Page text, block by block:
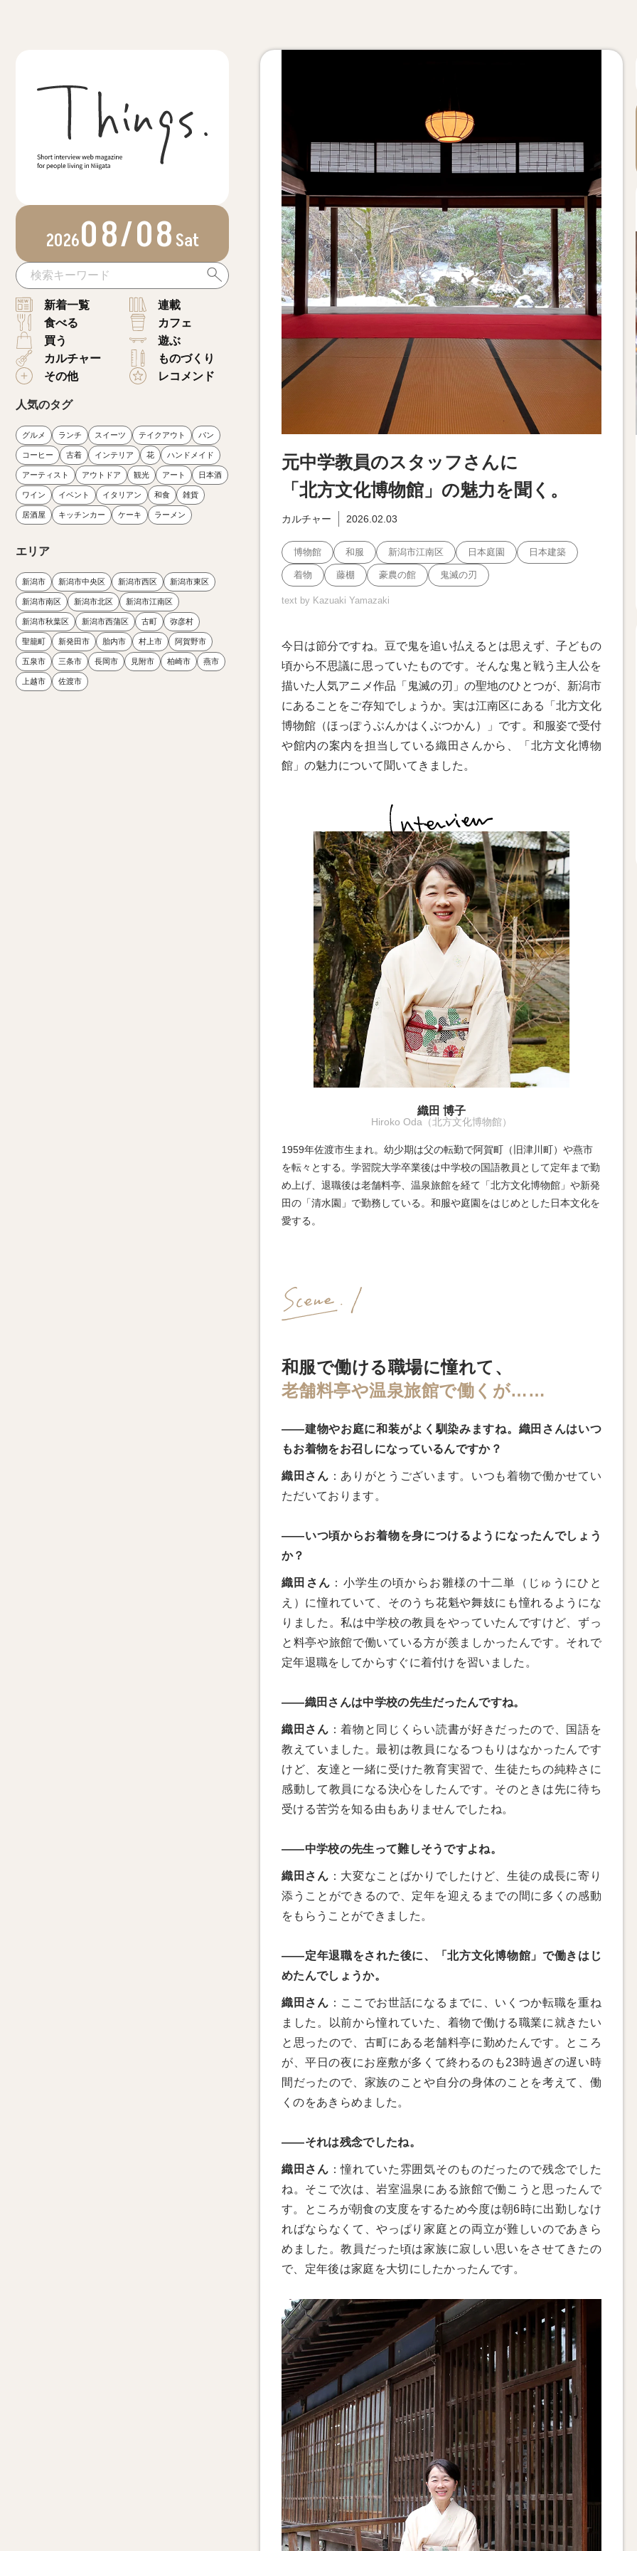
202608/08Sat
新着一覧
連載
食べる
カフェ
買う
遊ぶ
カルチャー
ものづくり
その他
レコメンド
人気のタグ
グルメ ランチ スイーツ テイクアウト パン
コーヒー 古着 インテリア 花 ハンドメイド
アーティスト アウトドア 観光 アート 日本酒
ワイン イベント イタリアン 和食 雑貨
居酒屋 キッチンカー ケーキ ラーメン
エリア
新潟市 新潟市中央区 新潟市西区 新潟市東区
新潟市南区 新潟市北区 新潟市江南区
新潟市秋葉区 新潟市西蒲区 古町 弥彦村
聖籠町 新発田市 胎内市 村上市 阿賀野市
五泉市 三条市 長岡市 見附市 柏崎市 燕市
上越市 佐渡市
元中学教員のスタッフさんに
「北方文化博物館」の魅力を聞く。
カルチャー 2026.02.03
博物館 和服 新潟市江南区 日本庭園 日本建築
着物 藤棚 豪農の館 鬼滅の刃
text by Kazuaki Yamazaki
今日は節分ですね。豆で鬼を追い払えるとは思えず、子どもの
頃から不思議に思っていたものです。そんな鬼と戦う主人公を
描いた人気アニメ作品「鬼滅の刃」の聖地のひとつが、新潟市
にあることをご存知でしょうか。実は江南区にある「北方文化
博物館（ほっぽうぶんかはくぶつかん）」です。和服姿で受付
や館内の案内を担当している織田さんから、「北方文化博物
館」の魅力について聞いてきました。
織田 博子
Hiroko Oda（北方文化博物館）
1959年佐渡市生まれ。幼少期は父の転勤で阿賀町（旧津川町）や燕市
を転々とする。学習院大学卒業後は中学校の国語教員として定年まで勤
め上げ、退職後は老舗料亭、温泉旅館を経て「北方文化博物館」や新発
田の「清水園」で勤務している。和服や庭園をはじめとした日本文化を
愛する。
和服で働ける職場に憧れて、
老舗料亭や温泉旅館で働くが……
――建物やお庭に和装がよく馴染みますね。織田さんはいつ
もお着物をお召しになっているんですか？
織田さん ：ありがとうございます。いつも着物で働かせてい
ただいております。
――いつ頃からお着物を身につけるようになったんでしょう
か？
織田さん ：小学生の頃からお雛様の十二単（じゅうにひと
え）に憧れていて、そのうち花魁や舞妓にも憧れるようにな
りました。私は中学校の教員をやっていたんですけど、ずっ
と料亭や旅館で働いている方が羨ましかったんです。それで
定年退職をしてからすぐに着付けを習いました。
――織田さんは中学校の先生だったんですね。
織田さん ：着物と同じくらい読書が好きだったので、国語を
教えていました。最初は教員になるつもりはなかったんです
けど、友達と一緒に受けた教育実習で、生徒たちの純粋さに
感動して教員になる決心をしたんです。そのときは先に待ち
受ける苦労を知る由もありませんでしたね。
――中学校の先生って難しそうですよね。
織田さん ：大変なことばかりでしたけど、生徒の成長に寄り
添うことができるので、定年を迎えるまでの間に多くの感動
をもらうことができました。
――定年退職をされた後に、「北方文化博物館」で働きはじ
めたんでしょうか。
織田さん ：ここでお世話になるまでに、いくつか転職を重ね
ました。以前から憧れていた、着物で働ける職業に就きたい
と思ったので、古町にある老舗料亭に勤めたんです。ところ
が、平日の夜にお座敷が多くて終わるのも23時過ぎの遅い時
間だったので、家族のことや自分の身体のことを考えて、働
くのをあきらめました。
――それは残念でしたね。
織田さん ：憧れていた雰囲気そのものだったので残念でした
ね。そこで次は、岩室温泉にある旅館で働こうと思ったんで
す。ところが朝食の支度をするため今度は朝6時に出勤しなけ
ればならなくて、やっぱり家庭との両立が難しいのであきら
めました。教員だった頃は家族に寂しい思いをさせてきたの
で、定年後は家庭を大切にしたかったんです。